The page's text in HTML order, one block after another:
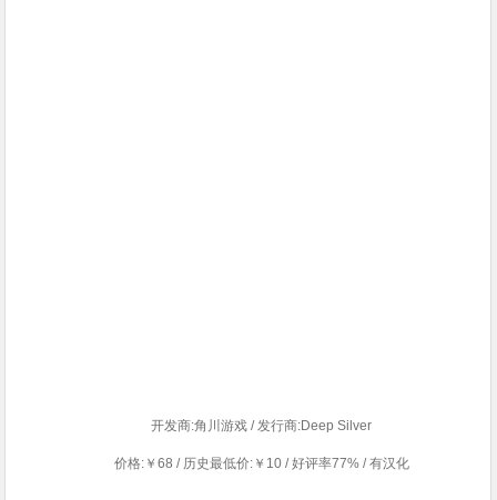
开发商:角川游戏 / 发行商:Deep Silver
价格:￥68 / 历史最低价:￥10 / 好评率77% / 有汉化